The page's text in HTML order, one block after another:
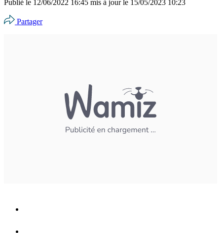
Publié le 12/06/2022 16:45 mis à jour le 15/05/2023 10:23
Partager